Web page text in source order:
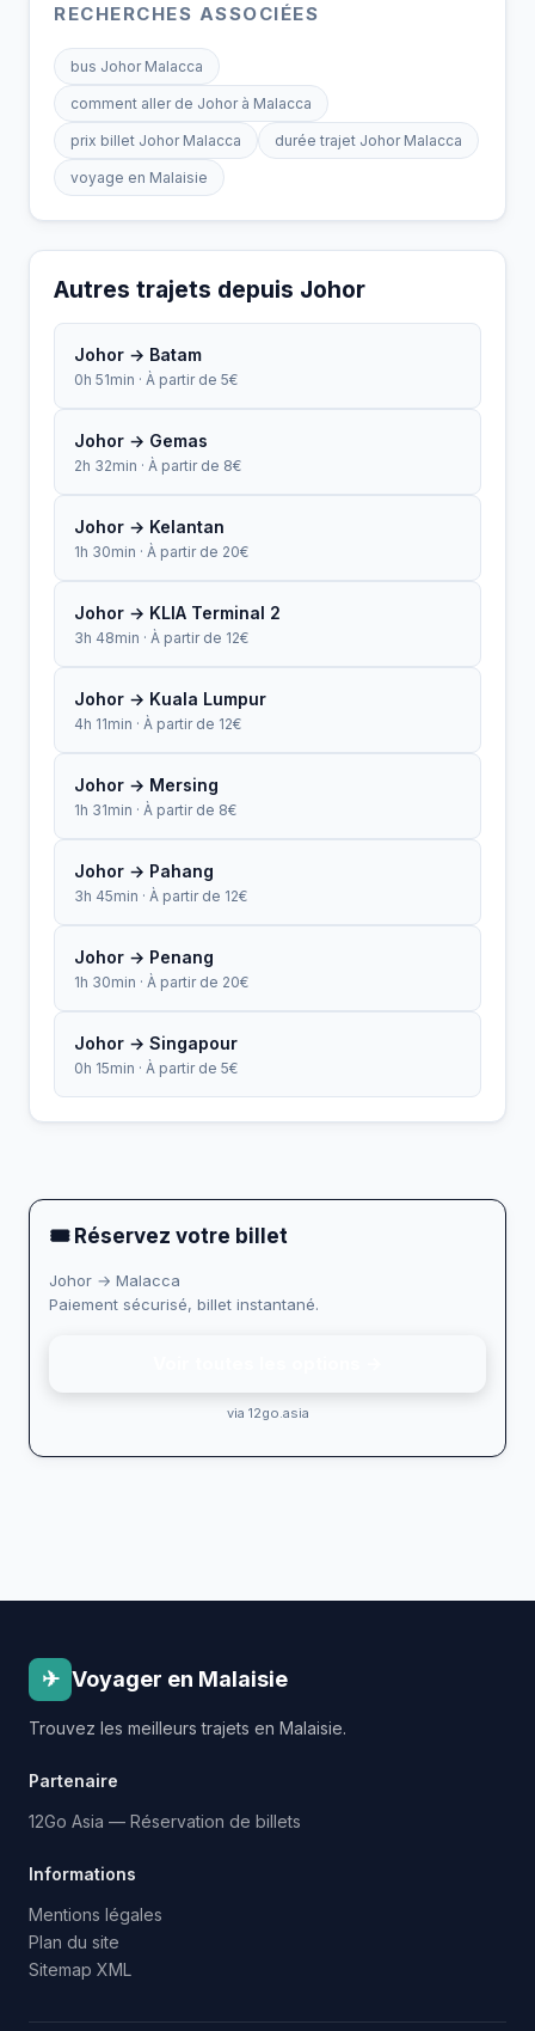
RECHERCHES ASSOCIÉES
bus Johor Malacca
comment aller de Johor à Malacca
prix billet Johor Malacca durée trajet Johor Malacca
voyage en Malaisie
Autres trajets depuis Johor
Johor → Batam
0h 51min · À partir de 5€
Johor → Gemas
2h 32min · À partir de 8€
Johor → Kelantan
1h 30min · À partir de 20€
Johor → KLIA Terminal 2
3h 48min · À partir de 12€
Johor → Kuala Lumpur
4h 11min · À partir de 12€
Johor → Mersing
1h 31min · À partir de 8€
Johor → Pahang
3h 45min · À partir de 12€
Johor → Penang
1h 30min · À partir de 20€
Johor → Singapour
0h 15min · À partir de 5€
🎟 Réservez votre billet
Johor → Malacca
Paiement sécurisé, billet instantané.
via 12go.asia
✈ Voyager en Malaisie
Trouvez les meilleurs trajets en Malaisie.
Partenaire
12Go Asia — Réservation de billets
Informations
Mentions légales
Plan du site
Sitemap XML